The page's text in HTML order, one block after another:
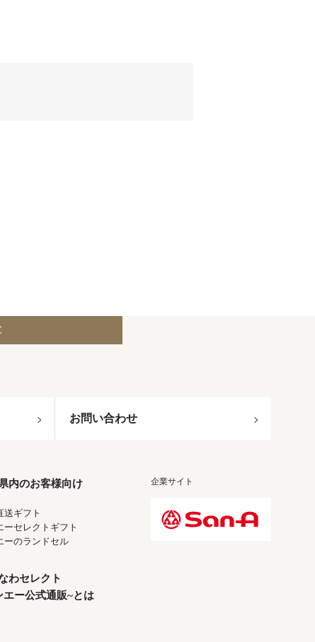
お問い合わせ
内のお客様向け
送ギフト
ーセレクトギフト
ーのランドセル
わセレクト
エー公式通販~とは
企業サイト